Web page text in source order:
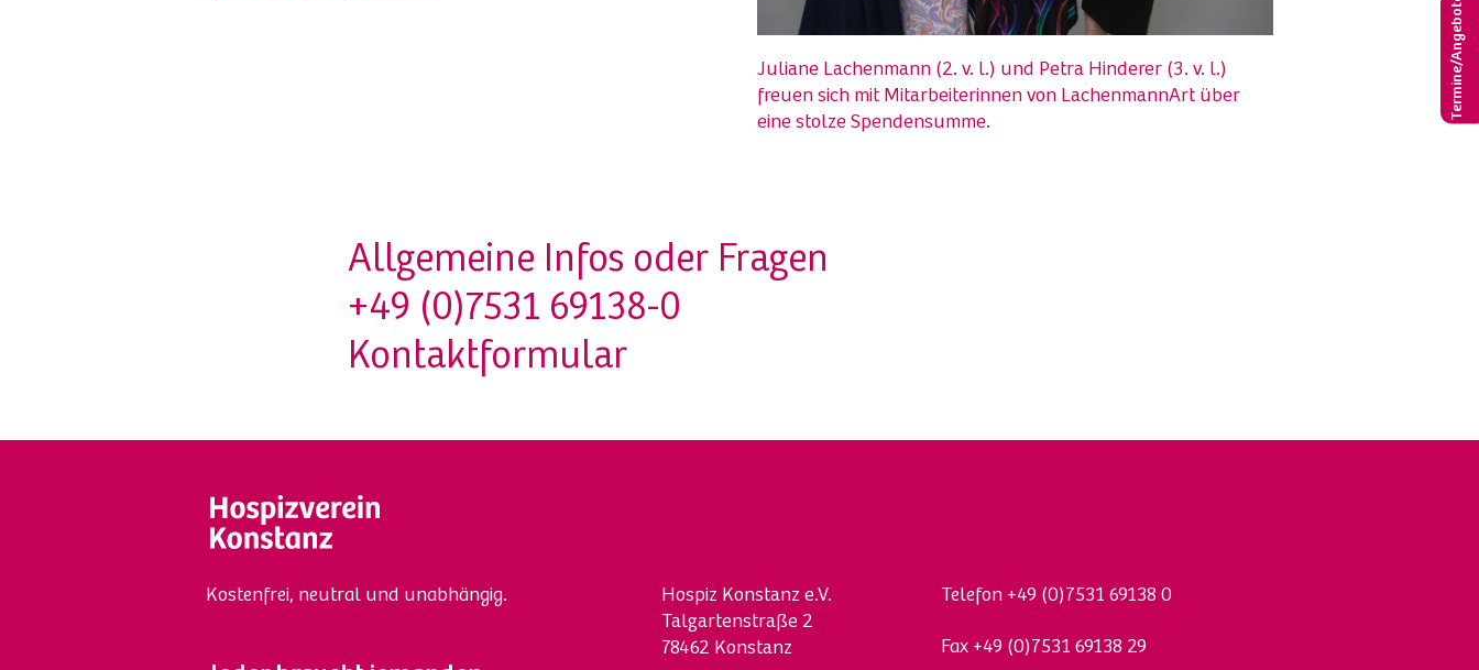
Termine/Angebote
Juliane Lachenmann (2. v. l.) und Petra Hinderer (3. v. l.)
freuen sich mit Mitarbeiterinnen von LachenmannArt über
eine stolze Spendensumme.
Allgemeine Infos oder Fragen
+49 (0)7531 69138-0
Kontaktformular
Kostenfrei, neutral und unabhängig. Hospiz Konstanz e.V.
Talgartenstraße 2
78462 Konstanz
Telefon +49 (0)7531 69138 0
Fax +49 (0)7531 69138 29